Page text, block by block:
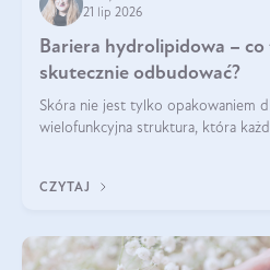
21 lip 2026
Bariera hydrolipidowa – co
skutecznie odbudować?
Skóra nie jest tylko opakowaniem
wielofunkcyjna struktura, która
bariera hydrolipidowa.
CZYTAJ